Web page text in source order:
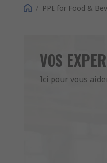
/ PPE for Food &
VOS
Ici pour vous